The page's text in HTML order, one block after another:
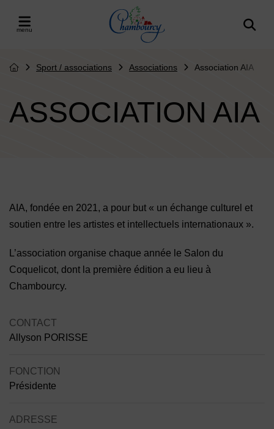
Retour à l'accueil
le menu
Page d'accueil du site
Sport / associations Associations Association AIA
ASSOCIATION AIA
Contenu de la fiche d'annuaire
AIA, fondée en 2021, a pour but « un échange culturel et
soutien entre les artistes et intellectuels internationaux ».
L’association organise chaque année le Salon du
Coquelicot, dont la première édition a eu lieu à
Chambourcy.
CONTACT
Allyson PORISSE
FONCTION
Présidente
ADRESSE